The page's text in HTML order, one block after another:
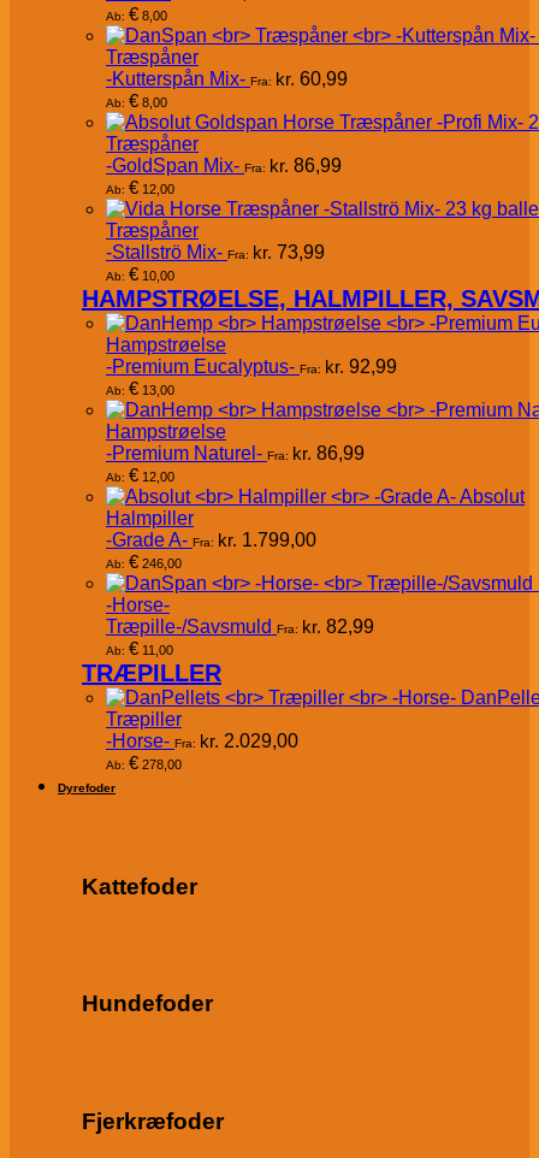
Ab: € 8,00
Træspåner
-Kutterspån Mix- Fra: kr. 60,99
Ab: € 8,00
Træspåner
-GoldSpan Mix- Fra: kr. 86,99
Ab: € 12,00
Træspåner
-Stallströ Mix- Fra: kr. 73,99
Ab: € 10,00
HAMPSTRØELSE, HALMPILLER,
Hampstrøelse
-Premium Eucalyptus- Fra: kr. 92,99
Ab: € 13,00
Hampstrøelse
-Premium Naturel- Fra: kr. 86,99
Ab: € 12,00
Absolut
Halmpiller
-Grade A- Fra: kr. 1.799,00
Ab: € 246,00
-Horse-
Træpille-/Savsmuld Fra: kr. 82,99
Ab: € 11,00
TRÆPILLER
Træpiller
-Horse- Fra: kr. 2.029,00
Ab: € 278,00
Dyrefoder
Kattefoder
Hundefoder
Fjerkræfoder